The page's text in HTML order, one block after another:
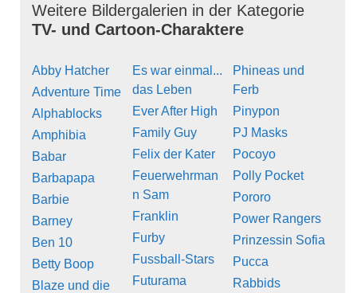
Weitere Bildergalerien in der Kategorie
TV- und Cartoon-Charaktere
Abby Hatcher
Adventure Time
Alphablocks
Amphibia
Babar
Barbapapa
Barbie
Barney
Ben 10
Betty Boop
Blaze und die
Es war einmal...
das Leben
Ever After High
Family Guy
Felix der Kater
Feuerwehrman
n Sam
Franklin
Furby
Fussball-Stars
Futurama
Phineas und
Ferb
Pinypon
PJ Masks
Pocoyo
Polly Pocket
Pororo
Power Rangers
Prinzessin Sofia
Pucca
Rabbids